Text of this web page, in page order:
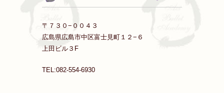
〒７３０−００４３
広島県広島市中区富士見町１２−６
上田ビル３F
TEL:082-554-6930